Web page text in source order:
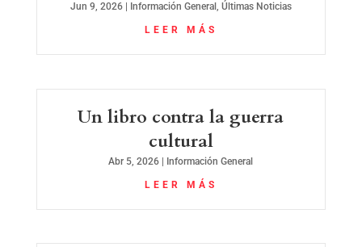
Jun 9, 2026| Información General , Últimas Noticias
LEER MÁS
Un libro contra la guerra
cultural
Abr 5, 2026 | Información General
LEER MÁS